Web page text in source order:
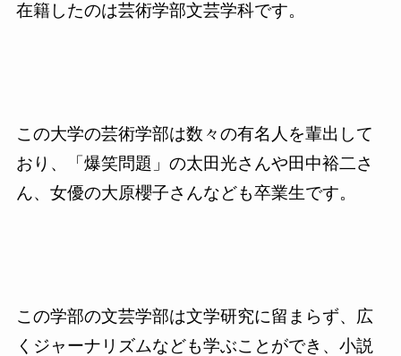
在籍したのは芸術学部文芸学科です。
この大学の芸術学部は数々の有名人を輩出して
おり、「爆笑問題」の太田光さんや田中裕二さ
ん、女優の大原櫻子さんなども卒業生です。
この学部の文芸学部は文学研究に留まらず、広
くジャーナリズムなども学ぶことができ、小説